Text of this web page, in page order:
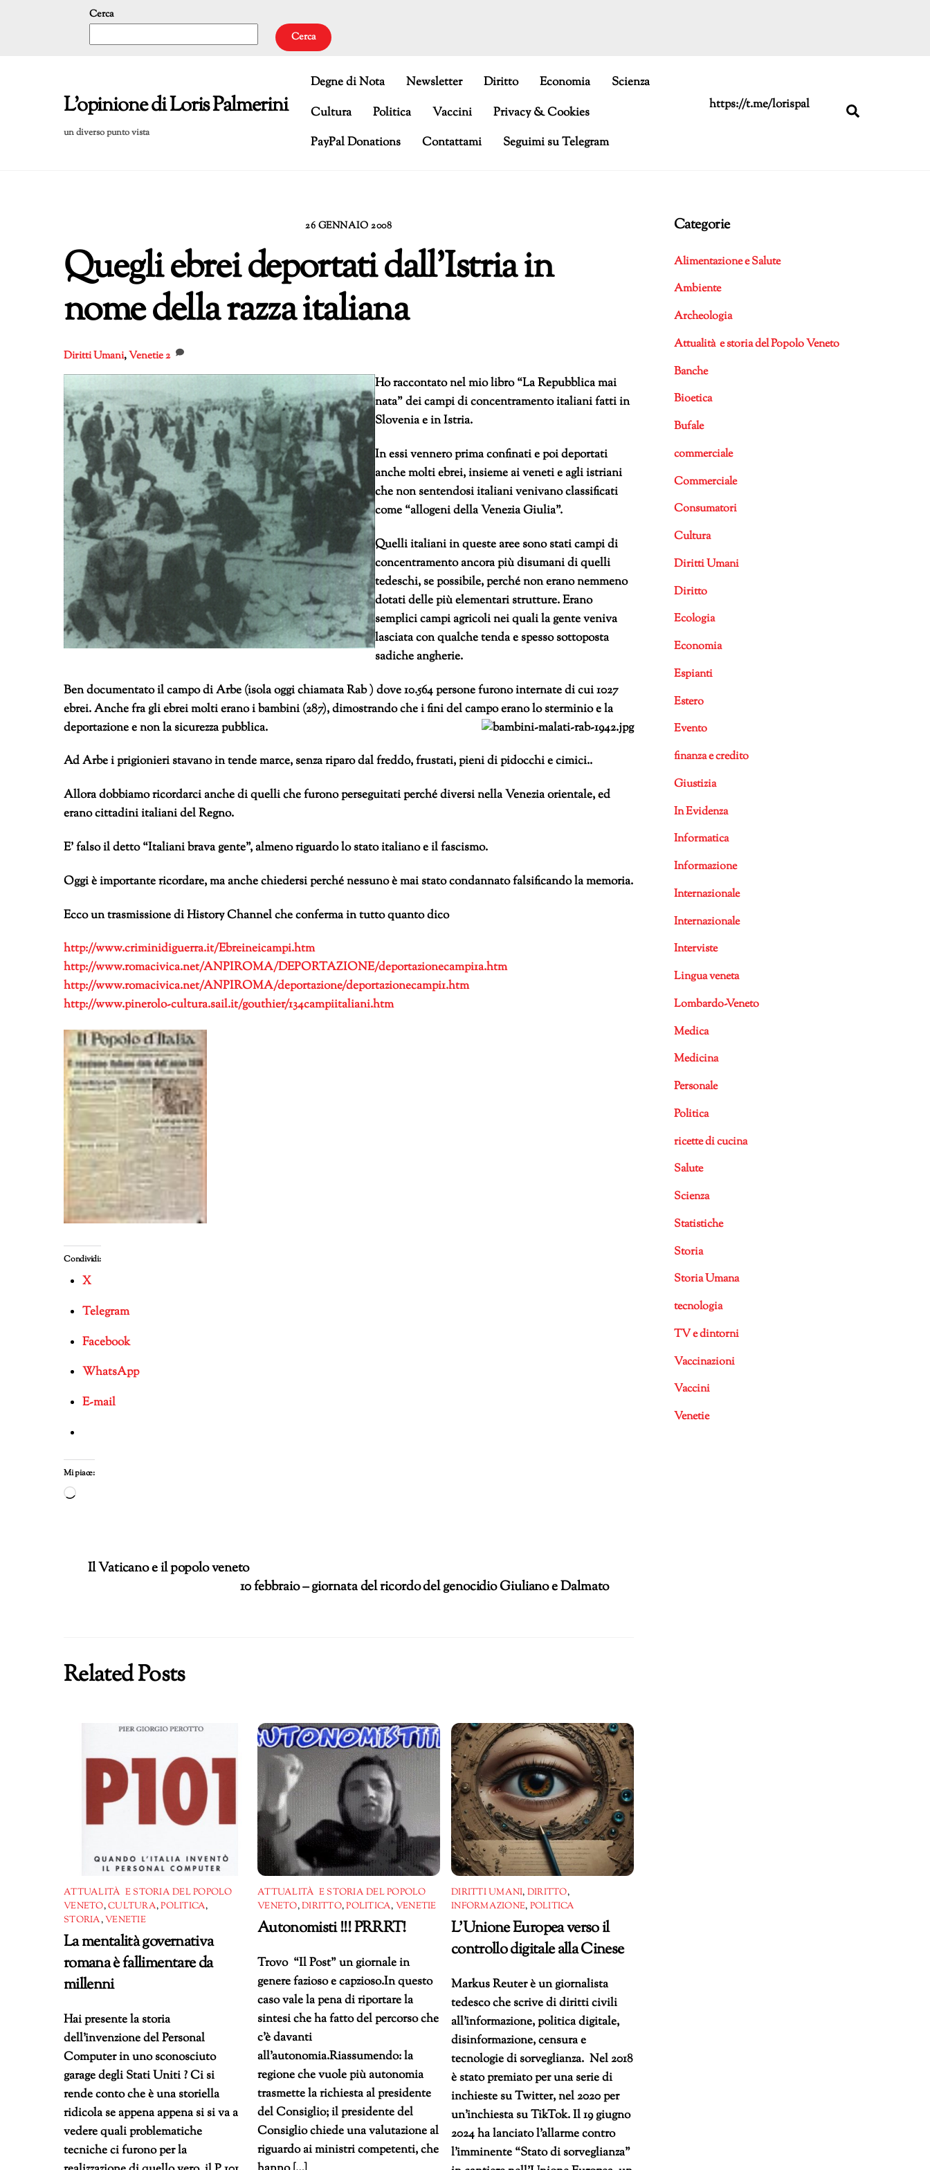
Cerca
Cerca
L'opinione di Loris Palmerini
un diverso punto vista
https://t.me/lorispal
Degne di Nota Newsletter Diritto Economia
Scienza
Cultura
Politica Vaccini
Privacy & Cookies
PayPal Donations
Contattami Seguimi su Telegram
26 GENNAIO 2008
Quegli ebrei deportati dall’Istria in
nome della razza italiana
Diritti Umani,Venetie2
Ho raccontato nel mio libro “La Repubblica mai
nata” dei campi di concentramento italiani fatti in
Slovenia e in Istria.
In essi vennero prima confinati e poi deportati
anche molti ebrei, insieme ai veneti e agli istriani
che non sentendosi italiani venivano classificati
come “allogeni della Venezia Giulia”.
Quelli italiani in queste aree sono stati campi di
concentramento ancora più disumani di quelli
tedeschi, se possibile, perché non erano nemmeno
dotati delle più elementari strutture. Erano
semplici campi agricoli nei quali la gente veniva
lasciata con qualche tenda e spesso sottoposta
sadiche angherie.
Ben documentato il campo di Arbe (isola oggi chiamata Rab ) dove 10.564 persone furono internate di cui 1027
ebrei. Anche fra gli ebrei molti erano i bambini (287), dimostrando che i fini del campo erano lo sterminio e la
deportazione e non la sicurezza pubblica.
Ad Arbe i prigionieri stavano in tende marce, senza riparo dal freddo, frustati, pieni di pidocchi e cimici..
Allora dobbiamo ricordarci anche di quelli che furono perseguitati perché diversi nella Venezia orientale, ed
erano cittadini italiani del Regno.
E’ falso il detto “Italiani brava gente”, almeno riguardo lo stato italiano e il fascismo.
Oggi è importante ricordare, ma anche chiedersi perché nessuno è mai stato condannato falsificando la memoria.
Ecco un trasmissione di History Channel che conferma in tutto quanto dico
http://www.criminidiguerra.it/Ebreineicampi.htm
http://www.romacivica.net/ANPIROMA/DEPORTAZIONE/deportazionecampi1a.htm
http://www.romacivica.net/ANPIROMA/deportazione/deportazionecampi1.htm
http://www.pinerolo-cultura.sail.it/gouthier/134campiitaliani.htm
Condividi:
X
Telegram
Facebook
WhatsApp
E-mail
Mi piace:
Caricamento
Il Vaticano e il popolo veneto
10 febbraio – giornata del ricordo del genocidio Giuliano e Dalmato
Related Posts
ATTUALITÀ E STORIA DEL POPOLO
VENETO,CULTURA,POLITICA,
STORIA,VENETIE
La mentalità governativa
romana è fallimentare da
millenni
Hai presente la storia
dell’invenzione del Personal
Computer in uno sconosciuto
garage degli Stati Uniti ? Ci si
rende conto che è una storiella
ridicola se appena appena si si va a
vedere quali problematiche
tecniche ci furono per la
ATTUALITÀ E STORIA DEL POPOLO
VENETO,DIRITTO,POLITICA, VENETIE
Autonomisti !!! PRRRT!
Trovo “Il Post” un giornale in
genere fazioso e capzioso.In questo
caso vale la pena di riportare la
sintesi che ha fatto del percorso che
c’è davanti
all’autonomia.Riassumendo: la
regione che vuole più autonomia
trasmette la richiesta al presidente
del Consiglio; il presidente del
Consiglio chiede una valutazione al
riguardo ai ministri competenti, che
DIRITTI UMANI, DIRITTO,
INFORMAZIONE, POLITICA
L’Unione Europea verso il
controllo digitale alla Cinese
Markus Reuter è un giornalista
tedesco che scrive di diritti civili
all’informazione, politica digitale,
disinformazione, censura e
tecnologie di sorveglianza. Nel 2018
è stato premiato per una serie di
inchieste su Twitter, nel 2020 per
un’inchiesta su TikTok. Il 19 giugno
2024 ha lanciato l’allarme contro
l’imminente “Stato di sorveglianza”
Categorie
Alimentazione e Salute
Ambiente
Archeologia
Attualità e storia del Popolo Veneto
Banche
Bioetica
Bufale
commerciale
Commerciale
Consumatori
Cultura
Diritti Umani
Diritto
Ecologia
Economia
Espianti
Estero
Evento
finanza e credito
Giustizia
In Evidenza
Informatica
Informazione
Internazionale
Internazionale
Interviste
Lingua veneta
Lombardo-Veneto
Medica
Medicina
Personale
Politica
ricette di cucina
Salute
Scienza
Statistiche
Storia
Storia Umana
tecnologia
TV e dintorni
Vaccinazioni
Vaccini
Venetie